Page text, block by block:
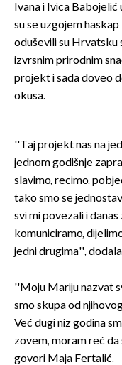
Ivana i Ivica
su se uzgojem
oduševili su Hrvatsku
izvrsnim prirodnim
projekt i sada doveo
okusa.
''Taj projekt nas na
jednom godišnje
slavimo, recimo,
tako smo se
svi mi povezali i
komuniciramo,
jedni drugima'',
''Moju Mariju nazvat
smo skupa od
Već dugi niz godina
zovem, moram reć
govori Maja Fertalić.